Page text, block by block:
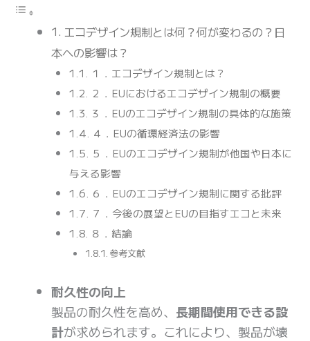
エコデザイン規制とは何？何が変わるの？日
本への影響は？
１．エコデザイン規制とは？
２．EUにおけるエコデザイン規制の概要
３．EUのエコデザイン規制の具体的な施策
４．EUの循環経済法の影響
５．EUのエコデザイン規制が他国や日本に
与える影響
６．EUのエコデザイン規制に関する批評
７．今後の展望とEUの目指すエコと未来
８．結論
参考文献
耐久性の向上
製品の耐久性を高め、 長期間使用できる設
計が求められます。これにより、製品が壊